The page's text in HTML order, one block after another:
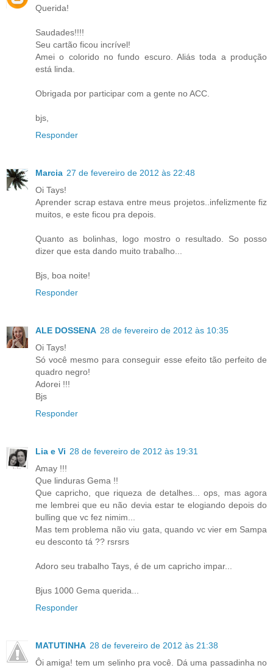
Querida!
Saudades!!!!
Seu cartão ficou incrível!
Amei o colorido no fundo escuro. Aliás toda a produção
está linda.
Obrigada por participar com a gente no ACC.
bjs,
Responder
Marcia 27 de fevereiro de 2012 às 22:48
Oi Tays!
Aprender scrap estava entre meus projetos..infelizmente fiz
muitos, e este ficou pra depois.
Quanto as bolinhas, logo mostro o resultado. So posso
dizer que esta dando muito trabalho...
Bjs, boa noite!
Responder
ALE DOSSENA 28 de fevereiro de 2012 às 10:35
Oi Tays!
Só você mesmo para conseguir esse efeito tão perfeito de
quadro negro!
Adorei !!!
Bjs
Responder
Lia e Vi 28 de fevereiro de 2012 às 19:31
Amay !!!
Que linduras Gema !!
Que capricho, que riqueza de detalhes... ops, mas agora
me lembrei que eu não devia estar te elogiando depois do
bulling que vc fez nimim...
Mas tem problema não viu gata, quando vc vier em Sampa
eu desconto tá ?? rsrsrs
Adoro seu trabalho Tays, é de um capricho impar...
Bjus 1000 Gema querida...
Responder
MATUTINHA 28 de fevereiro de 2012 às 21:38
Ôi amiga! tem um selinho pra você. Dá uma passadinha no